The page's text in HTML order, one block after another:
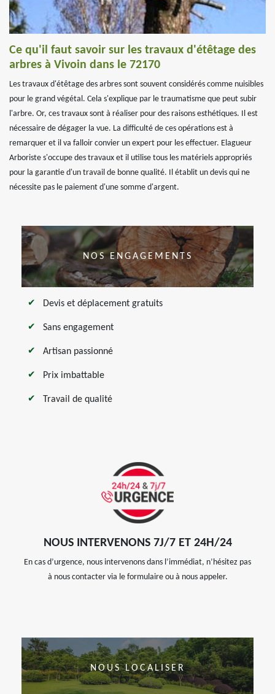
Ce qu'il faut savoir sur les travaux d'étêtage des
arbres à Vivoin dans le 72170
Les travaux d'étêtage des arbres sont souvent considérés comme nuisibles
pour le grand végétal. Cela s'explique par le traumatisme que peut subir
l'arbre. Or, ces travaux sont à réaliser pour des raisons esthétiques. Il est
nécessaire de dégager la vue. La difficulté de ces opérations est à
remarquer et il va falloir convier un expert pour les effectuer. Elagueur
Arboriste s'occupe des travaux et il utilise tous les matériels appropriés
pour la garantie d'un travail de bonne qualité. Il établit un devis qui ne
nécessite pas le paiement d'une somme d'argent.
NOS ENGAGEMENTS
Devis et déplacement gratuits
Sans engagement
Artisan passionné
Prix imbattable
Travail de qualité
NOUS INTERVENONS 7J/7 ET 24H/24
En cas d’urgence, nous intervenons dans l’immédiat, n’hésitez pas
à nous contacter via le formulaire ou à nous appeler.
NOUS LOCALISER